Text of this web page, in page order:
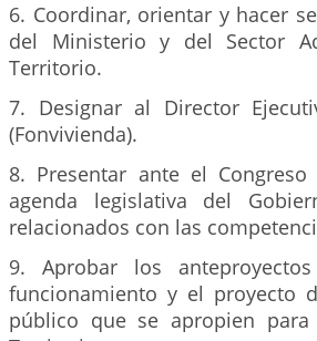
6. Coordinar, orientar y hacer
del Ministerio y del Sector
Territorio.
7. Designar al Director
(Fonvivienda).
8. Presentar ante el
agenda legislativa del
relacionados con las
9. Aprobar los
funcionamiento y el proyecto
público que se apropien